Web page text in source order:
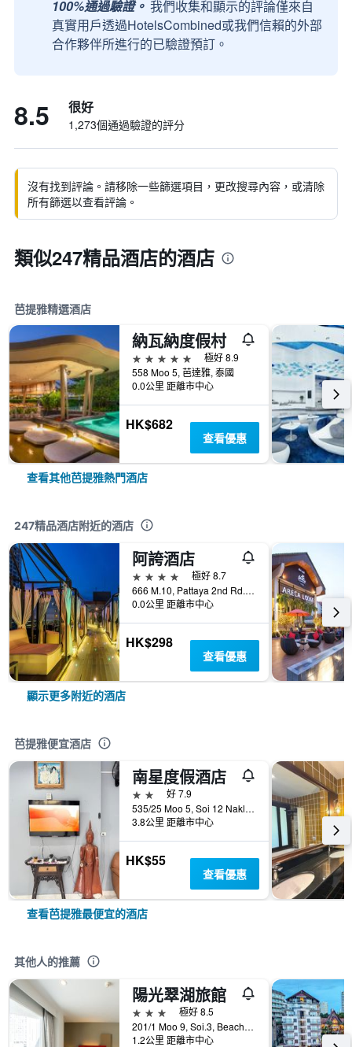
100%通過驗證。 我們收集和顯示的評論僅來自
真實用戶透過HotelsCombined或我們信賴的外部
合作夥伴所進行的已驗證預訂。
8.5 很好
1,273個通過驗證的評分
沒有找到評論。請移除一些篩選項目，更改搜尋內容，或清除
所有篩選以查看評論。
類似247精品酒店的酒店
芭提雅精選酒店
納瓦納度假村
5星級
極好 8.9
558 Moo 5, 芭達雅, 泰國
0.0公里 距離市中心
HK$682
查看優惠
查看其他芭提雅熱門酒店
247精品酒店附近的酒店
阿誇酒店
4星級
極好 8.7
666 M.10, Pattaya 2nd Rd., 芭達雅, 泰國
0.0公里 距離市中心
HK$298
查看優惠
顯示更多附近的酒店
芭提雅便宜酒店
南星度假酒店
2星級
好 7.9
535/25 Moo 5, Soi 12 Naklua Road, Banglamung, 芭達雅, 泰國
3.8公里 距離市中心
HK$55
查看優惠
查看芭提雅最便宜的酒店
其他人的推薦
陽光翠湖旅館
3星級
極好 8.5
201/1 Moo 9, Soi.3, Beach Rd., 芭達雅, 泰國
1.2公里 距離市中心